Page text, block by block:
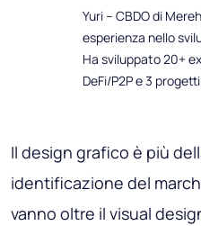
Yuri – CBDO di
esperienza nello
Ha sviluppato 20+
DeFi/P2P e 3
Il design grafico è più
identificazione del
vanno oltre il visual